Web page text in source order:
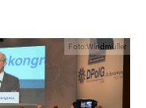
Foto:Windmüller